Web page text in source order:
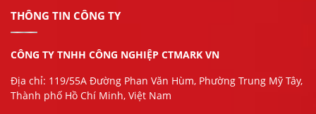
THÔNG TIN CÔNG TY
CÔNG TY TNHH CÔNG NGHIỆP CTMARK VN
Địa chỉ: 119/55A Đường Phan Văn Hùm, Phường Trung Mỹ Tây,
Thành phố Hồ Chí Minh, Việt Nam